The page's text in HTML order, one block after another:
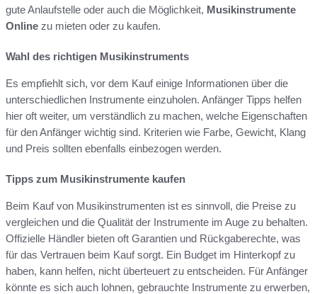
gute Anlaufstelle oder auch die Möglichkeit, Musikinstrumente
Online zu mieten oder zu kaufen.
Wahl des richtigen Musikinstruments
Es empfiehlt sich, vor dem Kauf einige Informa­tionen über die
unterschiedlichen Instrumente einzuholen. Anfänger Tipps helfen
hier oft weiter, um verständlich zu machen, welche Eigenschaften
für den Anfänger wichtig sind. Kriterien wie Farbe, Gewicht, Klang
und Preis sollten ebenfalls einbezogen werden.
Tipps zum Musikinstrumente kaufen
Beim Kauf von Musikinstrumenten ist es sinnvoll, die Preise zu
vergleichen und die Qualität der Instrumente im Auge zu behalten.
Offizielle Händler bieten oft Garantien und Rückgaberechte, was
für das Vertrauen beim Kauf sorgt. Ein Budget im Hinterkopf zu
haben, kann helfen, nicht überteuert zu entscheiden. Für Anfänger
könnte es sich auch lohnen, gebrauchte Instrumente zu erwerben,